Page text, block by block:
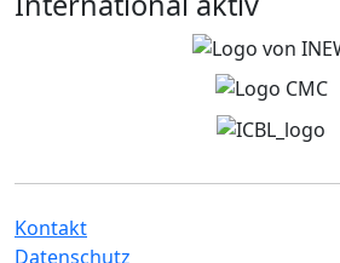
Kontakt
Datenschutz